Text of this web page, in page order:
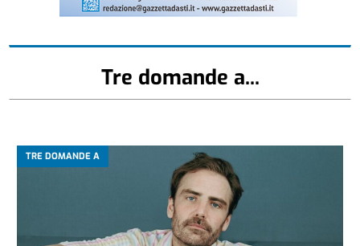
Tre domande a...
TRE DOMANDE A